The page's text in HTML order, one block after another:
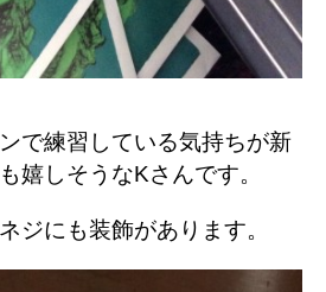
で練習している気持ちが新
嬉しそうなKさんです。
ジにも装飾があります。